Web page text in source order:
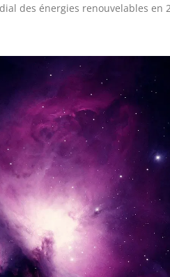
des énergies renouvelables en